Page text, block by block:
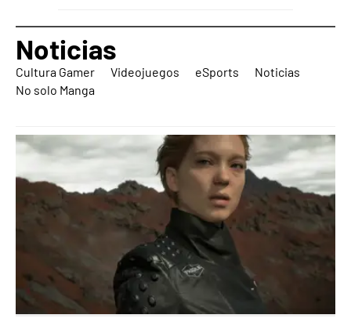
Noticias
Cultura Gamer Videojuegos eSports
Noticias
No solo Manga